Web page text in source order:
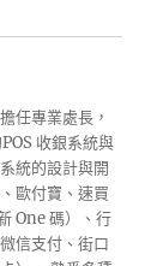
任專業處長，
收銀系統與
統的設計與開
歐付寶、速買
One 碼）、行
信支付、街口